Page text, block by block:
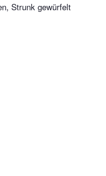
Strunk gewürfelt